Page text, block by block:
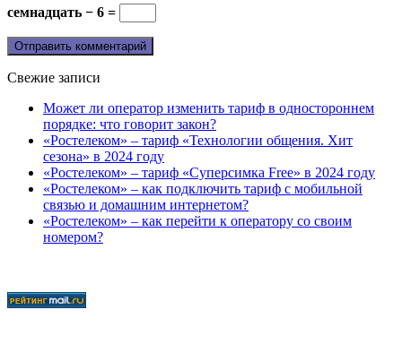
семнадцать − 6 =
Свежие записи
Может ли оператор изменить тариф в одностороннем
порядке: что говорит закон?
«Ростелеком» – тариф «Технологии общения. Хит
сезона» в 2024 году
«Ростелеком» – тариф «Суперсимка Free» в 2024 году
«Ростелеком» – как подключить тариф с мобильной
связью и домашним интернетом?
«Ростелеком» – как перейти к оператору со своим
номером?